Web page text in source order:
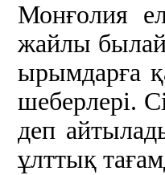
Монғолия
жайлы
ырымдарға
шеберлері.
деп
ұлттық